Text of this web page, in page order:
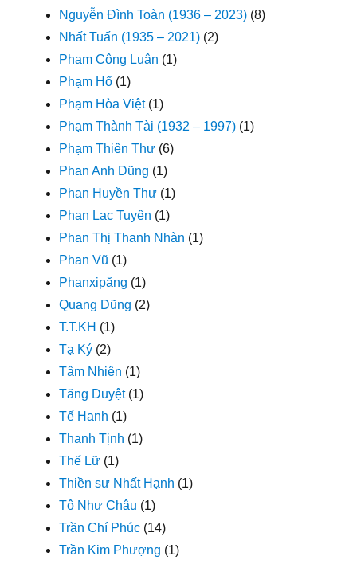
Nguyễn Đình Toàn (1936 – 2023) (8)
Nhất Tuấn (1935 – 2021) (2)
Phạm Công Luận (1)
Phạm Hổ (1)
Phạm Hòa Việt(1)
Phạm Thành Tài (1932 – 1997) (1)
Phạm Thiên Thư (6)
Phan Anh Dũng (1)
Phan Huyền Thư (1)
Phan Lạc Tuyên (1)
Phan Thị Thanh Nhàn (1)
Phan Vũ (1)
Phanxipăng (1)
Quang Dũng (2)
T.T.KH (1)
Tạ Ký (2)
Tâm Nhiên (1)
Tăng Duyệt(1)
Tế Hanh (1)
Thanh Tịnh (1)
Thế Lữ (1)
Thiền sư Nhất Hạnh (1)
Tô Như Châu (1)
Trần Chí Phúc (14)
Trần Kim Phượng (1)